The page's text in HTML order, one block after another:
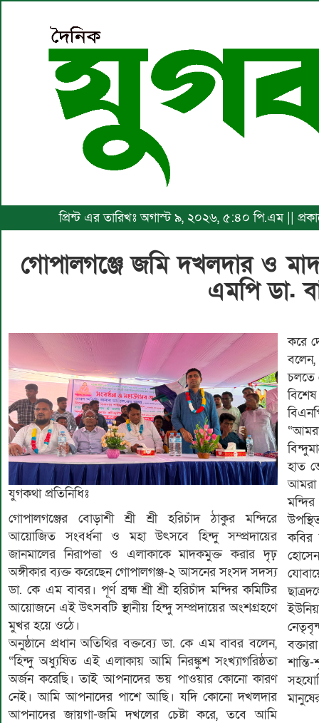
প্রিন্ট এর তারিখঃ অগাস্ট ৯, ২০২৬, ৫:৪০ পি.এম ||
গোপালগঞ্জে জমি দখলদার ও
এমপি ডা.
যুগকথা প্রতিনিধিঃ
গোপালগঞ্জের বোড়াশী শ্রী শ্রী হরিচাঁদ ঠাকুর মন্দিরে
আয়োজিত সংবর্ধনা ও মহা উৎসবে হিন্দু সম্প্রদায়ের
জানমালের নিরাপত্তা ও এলাকাকে মাদকমুক্ত করার দৃঢ়
অঙ্গীকার ব্যক্ত করেছেন গোপালগঞ্জ-২ আসনের সংসদ সদস্য
ডা. কে এম বাবর। পূর্ণ ব্রহ্ম শ্রী শ্রী হরিচাঁদ মন্দির কমিটির
আয়োজনে এই উৎসবটি স্থানীয় হিন্দু সম্প্রদায়ের অংশগ্রহণে
মুখর হয়ে ওঠে।
অনুষ্ঠানে প্রধান অতিথির বক্তব্যে ডা. কে এম বাবর বলেন,
“হিন্দু অধ্যুষিত এই এলাকায় আমি নিরঙ্কুশ সংখ্যাগরিষ্ঠতা
অর্জন করেছি। তাই আপনাদের ভয় পাওয়ার কোনো কারণ
নেই। আমি আপনাদের পাশে আছি। যদি কোনো দখলদার
আপনাদের জায়গা-জমি দখলের চেষ্টা করে, তবে আমি
করে
চলতে
হাত
আমরা
কবির